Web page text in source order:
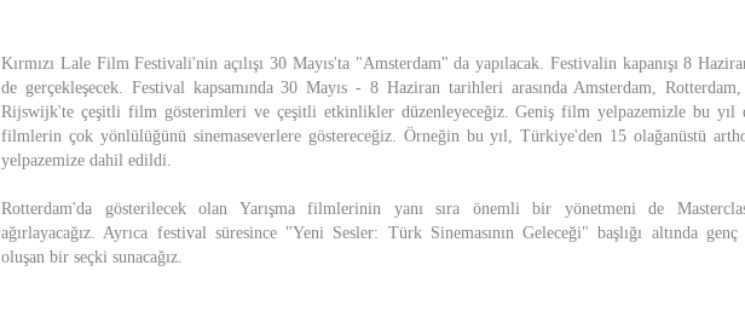
Kırmızı Lale Film Festivali'nin açılışı 30 Mayıs'ta "Amsterdam" da yapılacak. Festivalin kapanışı 8
de gerçekleşecek. Festival kapsamında 30 Mayıs - 8 Haziran tarihleri arasında Amsterdam,
Rijswijk'te çeşitli film gösterimleri ve çeşitli etkinlikler düzenleyeceğiz. Geniş film yelpazemizle bu yıl
filmlerin çok yönlülüğünü sinemaseverlere göstereceğiz. Örneğin bu yıl, Türkiye'den 15 olağanüstü
yelpazemize dahil edildi.
Rotterdam'da gösterilecek olan Yarışma filmlerinin yanı sıra önemli bir yönetmeni de
ağırlayacağız. Ayrıca festival süresince "Yeni Sesler: Türk Sinemasının Geleceği" başlığı altında genç
oluşan bir seçki sunacağız.